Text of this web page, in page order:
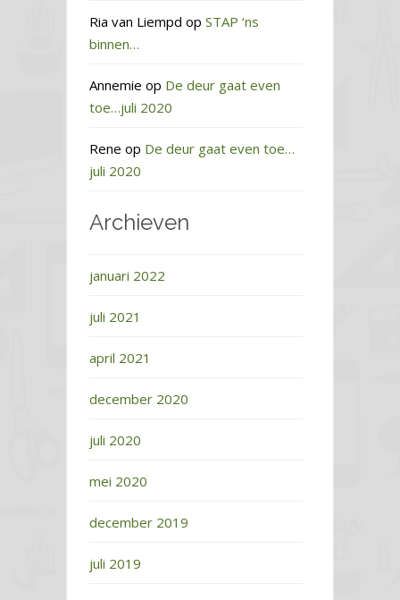
Ria van Liempd op STAP ‘ns
binnen…
Annemie op De deur gaat even
toe…juli 2020
Rene op De deur gaat even toe…
juli 2020
Archieven
januari 2022
juli 2021
april 2021
december 2020
juli 2020
mei 2020
december 2019
juli 2019